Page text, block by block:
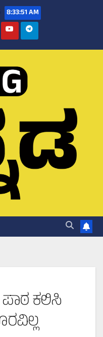
8:33:52 AM
ಪಾಠ ಕಲಿಸಿ